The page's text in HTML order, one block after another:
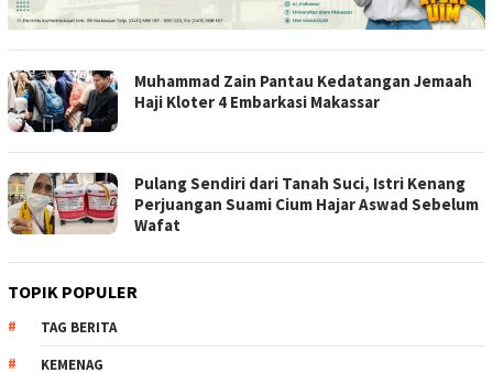
Muhammad Zain Pantau Kedatangan Jemaah
Haji Kloter 4 Embarkasi Makassar
Pulang Sendiri dari Tanah Suci, Istri Kenang
Perjuangan Suami Cium Hajar Aswad Sebelum
Wafat
TOPIK POPULER
TAG BERITA
KEMENAG